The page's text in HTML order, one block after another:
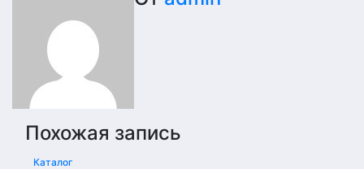
Похожая запись
Каталог